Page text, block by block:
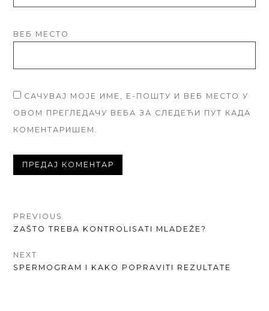
ВЕБ МЕСТО
САЧУВАЈ МОЈЕ ИМЕ, Е-ПОШТУ И ВЕБ МЕСТО У
ОВОМ ПРЕГЛЕДАЧУ ВЕБА ЗА СЛЕДЕЋИ ПУТ КАДА
КОМЕНТАРИШЕМ.
КРЕТАЊЕ
ЧЛАНКА
PREVIOUS
PREVIOUS
ZAŠTO TREBA KONTROLISATI MLADEŽE?
NEXT
NEXT
SPERMOGRAM I KAKO POPRAVITI REZULTATE